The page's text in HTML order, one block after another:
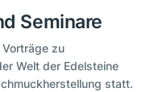
Seminare
zu
Welt der Edelsteine
statt.